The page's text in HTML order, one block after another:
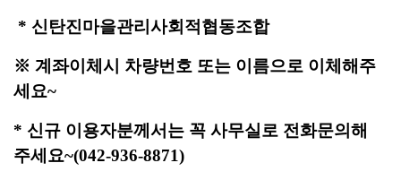
* 신탄진마을관리사회적협동조합
※ 계좌이체시 차량번호 또는 이름으로 이체해주
세요~
* 신규 이용자분께서는 꼭 사무실로 전화문의해
주세요~(042-936-8871)